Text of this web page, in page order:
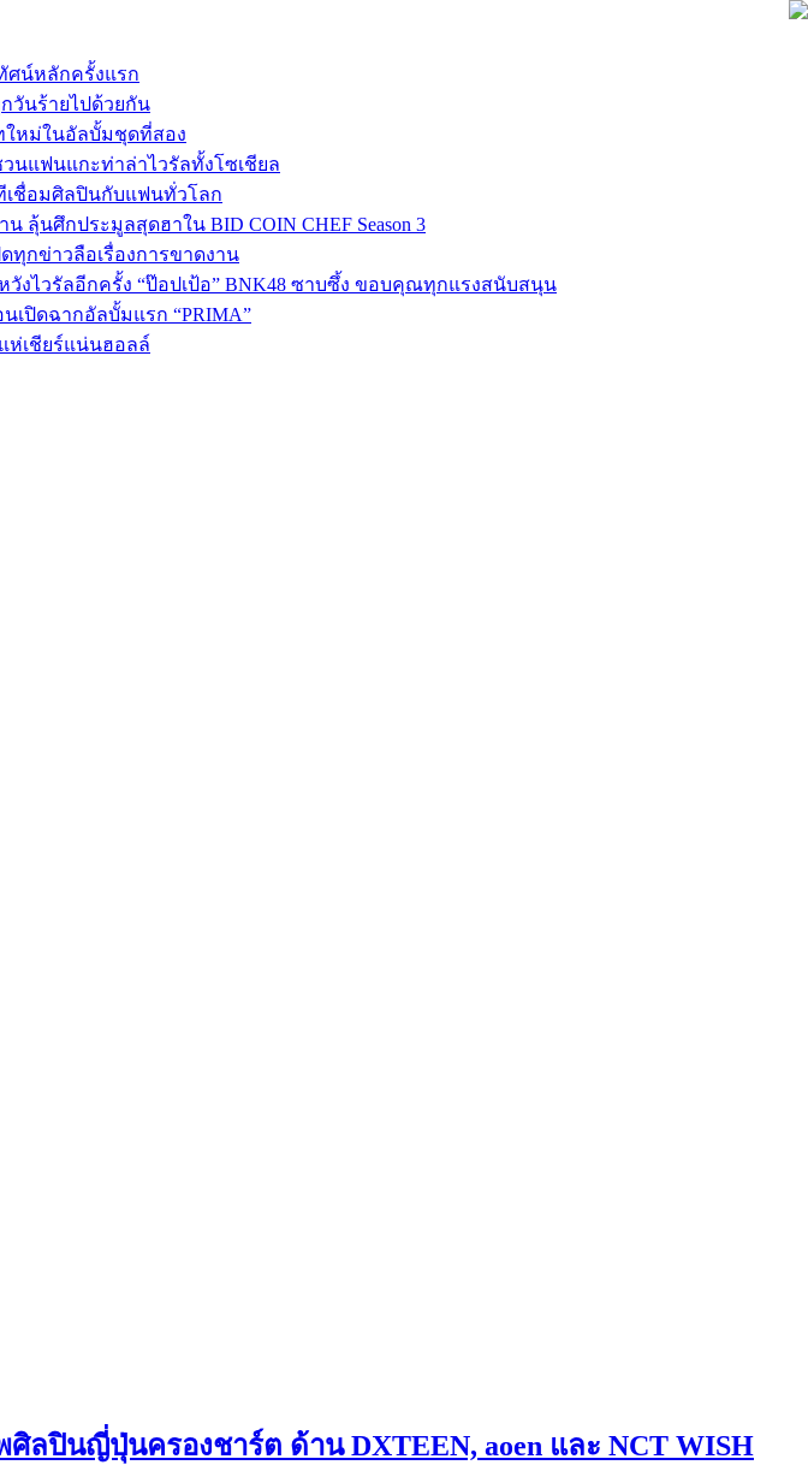
ศน์หลักครั้งแรก
วันร้ายไปด้วยกัน
ทใหม่ในอัลบั้มชุดที่สอง
นแฟนแกะท่าล่าไวรัลทั้งโซเชียล
ทีเชื่อมศิลปินกับแฟนทั่วโลก
ลุ้นศึกประมูลสุดฮาใน BID COIN CHEF Season 3
ทุกข่าวลือเรื่องการขาดงาน
วังไวรัลอีกครั้ง “ป๊อปเป้อ” BNK48 ซาบซึ้ง ขอบคุณทุกแรงสนับสนุน
เปิดฉากอัลบั้มแรก “PRIMA”
ห่เชียร์แน่นฮอลล์
ลปินญี่ปุ่นครองชาร์ต ด้าน DXTEEN, aoen และ NCT WISH